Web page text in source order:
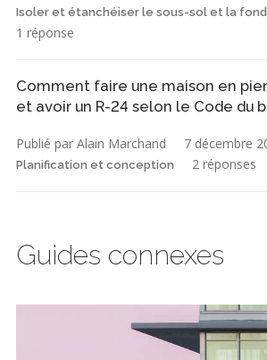
Isoler et étanchéiser le sous-sol et la
1 réponse
Comment faire une maison en
et avoir un R-24 selon le Code du
Publié par Alain Marchand 7 décembre
Planification et conception 2 réponses
Guides connexes